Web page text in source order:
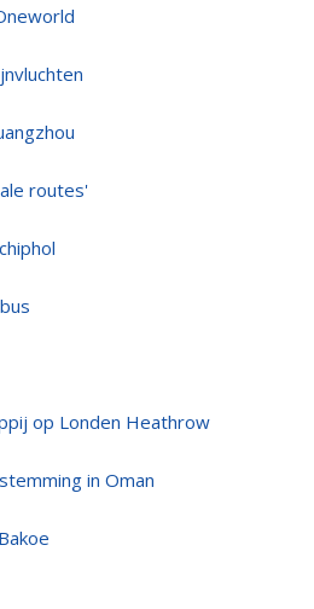
routes'
op Londen Heathrow
in Oman